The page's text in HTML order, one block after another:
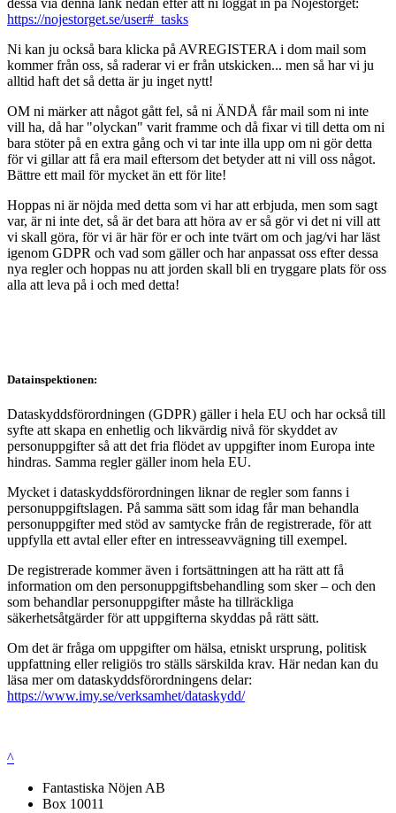
dessa via denna länk nedan efter att ni loggat in på Nöjestorget:
https://nojestorget.se/user#_tasks
Ni kan ju också bara klicka på AVREGISTERA i dom mail som
kommer från oss, så raderar vi er från utskicken... men så har vi ju
alltid haft det så detta är ju inget nytt!
OM ni märker att något gått fel, så ni ÄNDÅ får mail som ni inte
vill ha, då har "olyckan" varit framme och då fixar vi till detta om ni
bara stöter på en extra gång och vi tar inte illa upp om ni gör detta
för vi gillar att få era mail eftersom det betyder att ni vill oss något.
Bättre ett mail för mycket än ett för lite!
Hoppas ni är nöjda med detta som vi har att erbjuda, men som sagt
var, är ni inte det, så är det bara att höra av er så gör vi det ni vill att
vi skall göra, för vi är här för er och inte tvärt om och jag/vi har läst
igenom GDPR och vad som gäller och har anpassat oss efter dessa
nya regler och hoppas nu att jorden skall bli en tryggare plats för oss
alla att leva på i och med detta!
Datainspektionen:
Dataskyddsförordningen (GDPR) gäller i hela EU och har också till
syfte att skapa en enhetlig och likvärdig nivå för skyddet av
personuppgifter så att det fria flödet av uppgifter inom Europa inte
hindras. Samma regler gäller inom hela EU.
Mycket i dataskyddsförordningen liknar de regler som fanns i
personuppgiftslagen. På samma sätt som idag får man behandla
personuppgifter med stöd av samtycke från de registrerade, för att
uppfylla ett avtal eller efter en intresseavvägning till exempel.
De registrerade kommer även i fortsättningen att ha rätt att få
information om den personuppgiftsbehandling som sker – och den
som behandlar personuppgifter måste ha tillräckliga
säkerhetsåtgärder för att uppgifterna skyddas på rätt sätt.
Om det är fråga om uppgifter om hälsa, etniskt ursprung, politisk
uppfattning eller religiös tro ställs särskilda krav. Här nedan kan du
läsa mer om dataskyddsförordningens delar:
https://www.imy.se/verksamhet/dataskydd/
^
Fantastiska Nöjen AB
Box 10011